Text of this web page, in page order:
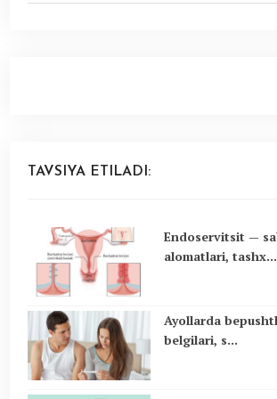
TAVSIYA ETILADI:
Endoservitsit —
alomatlari, tashx...
Ayollarda
belgilari, s...